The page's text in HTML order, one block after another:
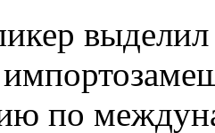
выделил
по